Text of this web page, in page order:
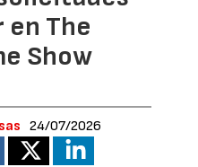
en The
Show
24/07/2026